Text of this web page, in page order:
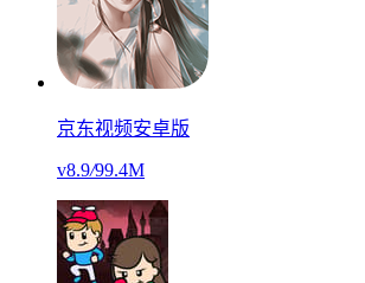
京东视频安卓版
v8.9/99.4M